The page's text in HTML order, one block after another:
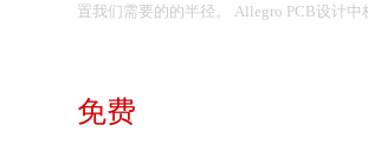
置我们需要的的半径。 Allegro PCB设计
免费